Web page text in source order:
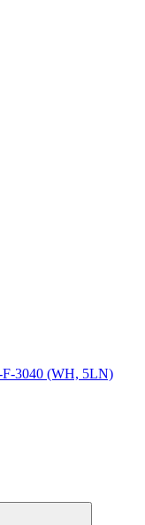
3040 (WH, 5LN)